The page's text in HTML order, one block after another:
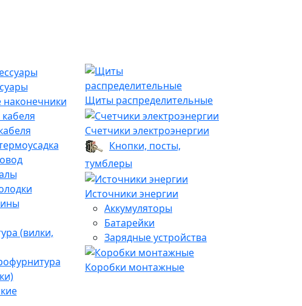
Щиты распределительные
Счетчики электроэнергии
Кнопки, посты,
тумблеры
Источники энергии
Аккумуляторы
Батарейки
Зарядные устройства
Коробки монтажные